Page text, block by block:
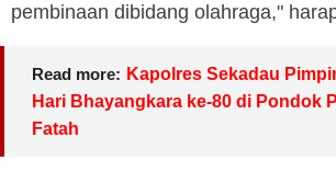
pembinaan dibidang olahraga,"
Read more: Kapolres Sekadau
Hari Bhayangkara ke-80 di Pondok
Fatah